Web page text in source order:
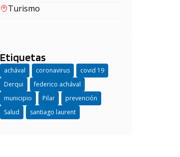
Turismo
Etiquetas
achával coronavirus
covid 19
Derqui
federico achával
municipio
Pilar
prevención
Salud
santiago laurent